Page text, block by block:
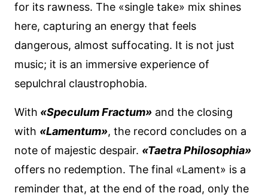
for its rawness. The «single take» mix shines
here, capturing an energy that feels
dangerous, almost suffocating. It is not just
music; it is an immersive experience of
sepulchral claustrophobia.
With «Speculum Fractum» and the closing
with «Lamentum», the record concludes on a
note of majestic despair. «Taetra Philosophia»
offers no redemption. The final «Lament» is a
reminder that, at the end of the road, only the